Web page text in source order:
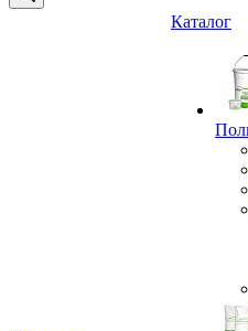
Каталог